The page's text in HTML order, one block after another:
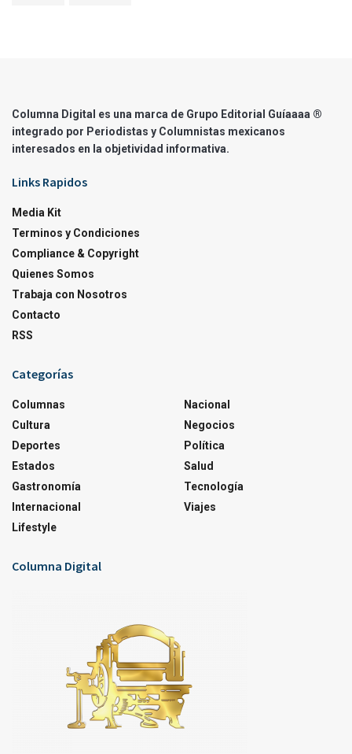
Columna Digital es una marca de Grupo Editorial Guíaaaa ®
integrado por Periodistas y Columnistas mexicanos
interesados en la objetividad informativa.
Links Rapidos
Media Kit
Terminos y Condiciones
Compliance & Copyright
Quienes Somos
Trabaja con Nosotros
Contacto
RSS
Categorías
Columnas
Cultura
Deportes
Estados
Gastronomía
Internacional
Lifestyle
Nacional
Negocios
Política
Salud
Tecnología
Viajes
Columna Digital